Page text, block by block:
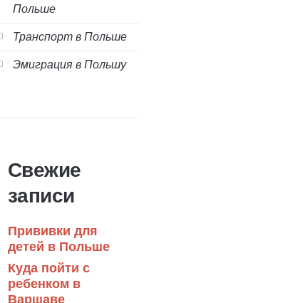
Польше
Транспорт в Польше
Эмиграция в Польшу
Свежие
записи
Прививки для
детей в Польше
Куда пойти с
ребенком в
Варшаве